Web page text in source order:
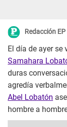
Redacción EP
El día de ayer
Samahara
duras
agredía
Abel Lobatón
hombre a